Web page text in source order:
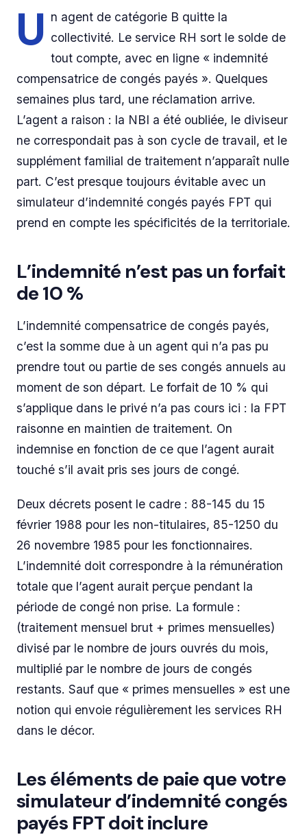
U n agent de catégorie B quitte la
collectivité. Le service RH sort le solde de
tout compte, avec en ligne « indemnité
compensatrice de congés payés ». Quelques
semaines plus tard, une réclamation arrive.
L’agent a raison : la NBI a été oubliée, le diviseur
ne correspondait pas à son cycle de travail, et le
supplément familial de traitement n’apparaît nulle
part. C’est presque toujours évitable avec un
simulateur d’indemnité congés payés FPT qui
prend en compte les spécificités de la territoriale.
L’indemnité n’est pas un forfait
de 10 %
L’indemnité compensatrice de congés payés,
c’est la somme due à un agent qui n’a pas pu
prendre tout ou partie de ses congés annuels au
moment de son départ. Le forfait de 10 % qui
s’applique dans le privé n’a pas cours ici : la FPT
raisonne en maintien de traitement. On
indemnise en fonction de ce que l’agent aurait
touché s’il avait pris ses jours de congé.
Deux décrets posent le cadre : 88-145 du 15
février 1988 pour les non-titulaires, 85-1250 du
26 novembre 1985 pour les fonctionnaires.
L’indemnité doit correspondre à la rémunération
totale que l’agent aurait perçue pendant la
période de congé non prise. La formule :
(traitement mensuel brut + primes mensuelles)
divisé par le nombre de jours ouvrés du mois,
multiplié par le nombre de jours de congés
restants. Sauf que « primes mensuelles » est une
notion qui envoie régulièrement les services RH
dans le décor.
Les éléments de paie que votre
simulateur d’indemnité congés
payés FPT doit inclure